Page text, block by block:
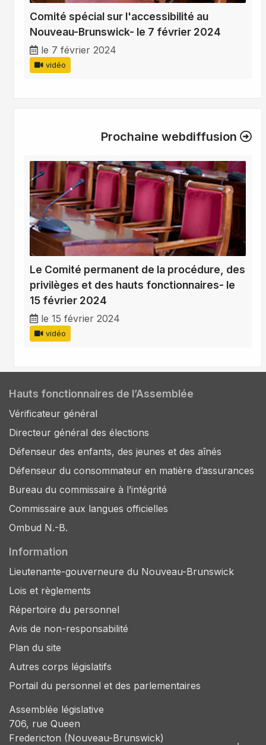
Comité spécial sur l'accessibilité au
Nouveau-Brunswick- le 7 février 2024
le 7 février 2024
vidéo
Prochaine webdiffusion
Le Comité permanent de la procédure, des
privilèges et des hauts fonctionnaires- le
15 février 2024
le 15 février 2024
vidéo
Hauts fonctionnaires de l’Assemblée
Vérificateur général
Directeur général des élections
Défenseur des enfants, des jeunes et des aînés
Défenseur du consommateur en matière d’assurances
Bureau du commissaire à l’intégrité
Commissaire aux langues officielles
Ombud N.-B.
Information
Lieutenante-gouverneure du Nouveau-Brunswick
Lois et règlements
Répertoire du personnel
Avis de non-responsabilité
Plan du site
Autres corps législatifs
Portail du personnel et des parlementaires
Assemblée législative
706, rue Queen
Fredericton (Nouveau-Brunswick)